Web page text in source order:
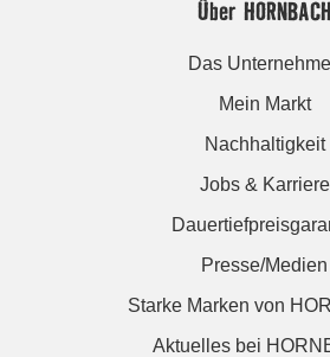
Über HORNBACH
Das
Mein Markt
Nachhaltigkeit
Jobs & Karriere
Presse/Medien
Starke Marken von
Aktuelles bei